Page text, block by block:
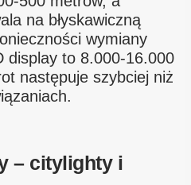
na błyskawiczną
wymiany
display to 8.000-16.000
następuje szybciej niż
– citylighty i